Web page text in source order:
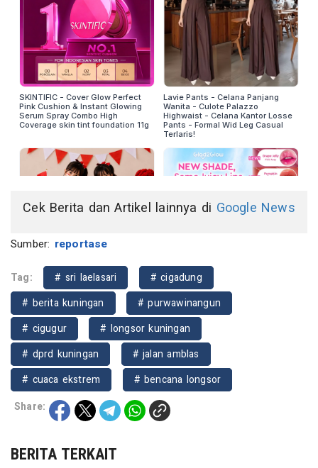
Cek Berita dan Artikel lainnya di Google News
Sumber: reportase
Tag: # sri laelasari
# cigadung
# berita kuningan
# purwawinangun
# cigugur
# longsor kuningan
# dprd kuningan
# jalan amblas
# cuaca ekstrem
# bencana longsor
Share:
BERITA TERKAIT